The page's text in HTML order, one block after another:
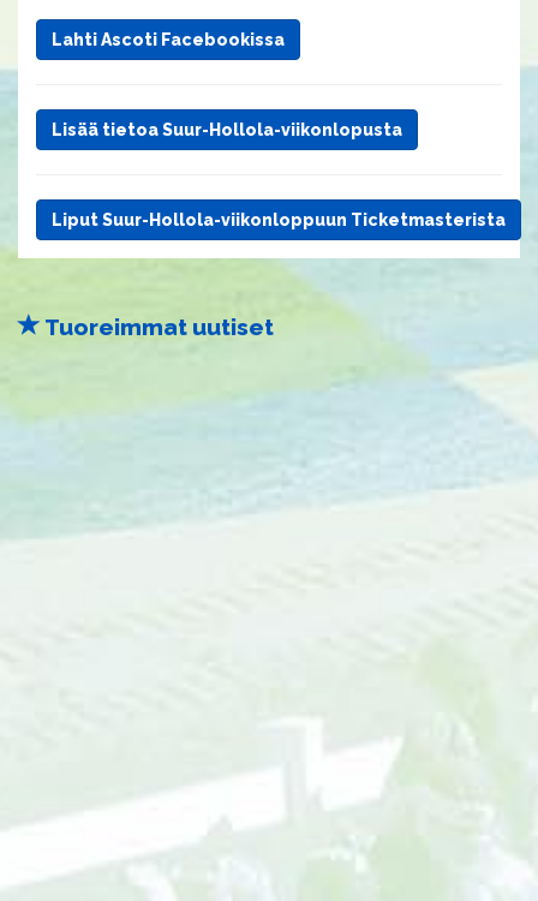
Lahti Ascoti Facebookissa
Lisää tietoa Suur-Hollola-viikonlopusta
Liput Suur-Hollola-viikonloppuun Ticketmasterista
Tuoreimmat uutiset